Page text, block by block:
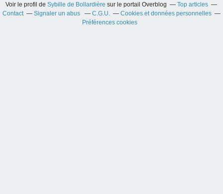
Voir le profil deSybille de Bollardière sur le portail Overblog
Top articles
Contact
Signaler un abus C.G.U.
Cookies et données personnelles
Préférences cookies